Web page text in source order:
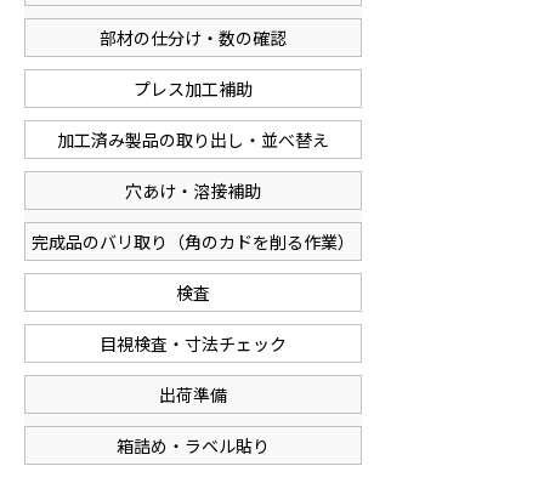
部材の仕分け・数の確認
プレス加工補助
加工済み製品の取り出し・並べ替え
穴あけ・溶接補助
完成品のバリ取り（角のカドを削る作業）
検査
目視検査・寸法チェック
出荷準備
箱詰め・ラベル貼り